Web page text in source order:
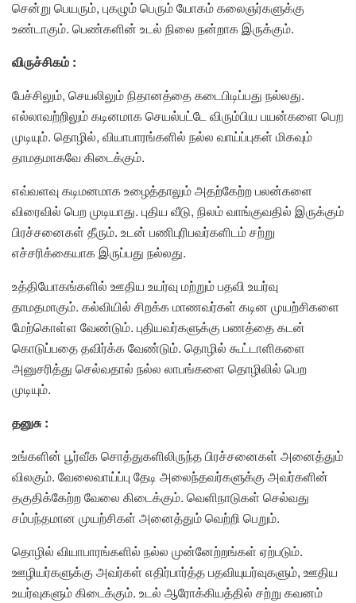
சென்று பெயரும், புகழும் பெரும் யோகம் கலைஞர்களுக்கு
உண்டாகும். பெண்களின் உடல் நிலை நன்றாக இருக்கும்.
விருச்சிகம் :
பேச்சிலும், செயலிலும் நிதானத்தை கடைபிடிப்பது நல்லது.
எல்லாவற்றிலும் கடினமாக செயல்பட்டே விரும்பிய பயன்களை பெற
முடியும். தொழில், வியாபாரங்களில் நல்ல வாய்ப்புகள் மிகவும்
தாமதமாகவே கிடைக்கும்.
எவ்வளவு கடிமனமாக உழைத்தாலும் அதற்கேற்ற பலன்களை
விரைவில் பெற முடியாது. புதிய வீடு, நிலம் வாங்குவதில் இருக்கும்
பிரச்சனைகள் தீரும். உடன் பணிபுரிபவர்களிடம் சற்று
எச்சரிக்கையாக இருப்பது நல்லது.
உத்தியோகங்களில் ஊதிய உயர்வு மற்றும் பதவி உயர்வு
தாமதமாகும். கல்வியில் சிறக்க மாணவர்கள் கடின முயற்சிகளை
மேற்கொள்ள வேண்டும். புதியவர்களுக்கு பணத்தை கடன்
கொடுப்பதை தவிர்க்க வேண்டும். தொழில் கூட்டாளிகளை
அனுசரித்து செல்வதால் நல்ல லாபங்களை தொழிலில் பெற
முடியும்.
தனுசு :
உங்களின் பூர்வீக சொத்துகளிலிருந்த பிரச்சனைகள் அனைத்தும்
விலகும். வேலைவாய்ப்பு தேடி அலைந்தவர்களுக்கு அவர்களின்
தகுதிக்கேற்ற வேலை கிடைக்கும். வெளிநாடுகள் செல்வது
சம்பந்தமான முயற்சிகள் அனைத்தும் வெற்றி பெறும்.
தொழில் வியாபாரங்களில் நல்ல முன்னேற்றங்கள் ஏற்படும்.
ஊழியர்களுக்கு அவர்கள் எதிர்பார்த்த பதவியுயர்வுகளும், ஊதிய
உயர்வுகளும் கிடைக்கும். உடல் ஆரோக்கியத்தில் சற்று கவனம்